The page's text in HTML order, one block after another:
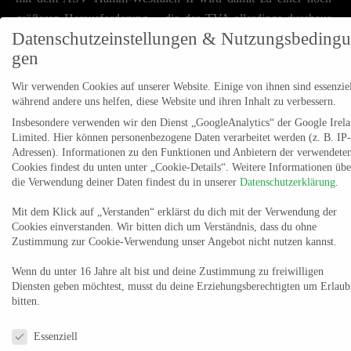
größeren Herausforderung – die der TVA allerdings durchaus
mit Freude annimmt: „Da erwartet uns eine junge und
spielerisch starke Mannschaft, die mit sehr viel Tempo nach
vorne geht, aber auch ein sehr gutes Rückzugsverhalten
aufweist. Ganz klar die Achse mit Moritz Eigenbrodt, David
Jurisic und Kreisläufer Lars Kooj ist bestimmend. Dass wir mit
unserem eigenen Tempo dagegenhalten können, wissen wir
auch. Wir werden uns etwas einfallen lassen und wir werden
schauen, dass wir dieses Spiel wieder so erfolgreich wie
das schaffen, können wir erst am Samstag sagen.“
mit dem 30:32 abgefangen wurde, erwartet die Ahlener SG –
der LSC-Trainer Chris Stark ebenso wie dem eigenen Team
Aufstieg anstrebenden HSG Krefeld Niederrhein zutraut. Ahlen
Datenschutzeinstellungen &
gen
Wir verwenden Cookies auf unserer Website. Einige von ihnen sind
während andere uns helfen, diese Website und ihren Inhalt zu verbessern.
Insbesondere verwenden wir den Dienst „GoogleAnalytics“ der Google
Limited. Hier können personenbezogene Daten verarbeitet werden (z. B. IP-
Adressen). Informationen zu den Funktionen und Anbietern der
Cookies findest du unten unter „Cookie-Details“. Weitere Informationen
die Verwendung deiner Daten findest du in unserer Datenschutzerklärung.
Mit dem Klick auf „Verstanden“ erklärst du dich mit der Verwendung der
Cookies einverstanden. Wir bitten dich um Verständnis, dass du ohne
Zustimmung zur Cookie-Verwendung unser Angebot nicht nutzen kannst.
Wenn du unter 16 Jahre alt bist und deine Zustimmung zu freiwilligen
Diensten geben möchtest, musst du deine Erziehungsberechtigten um
bitten.
Datenschutzeinstellungen & Nutzungsbedingungen
Essenziell